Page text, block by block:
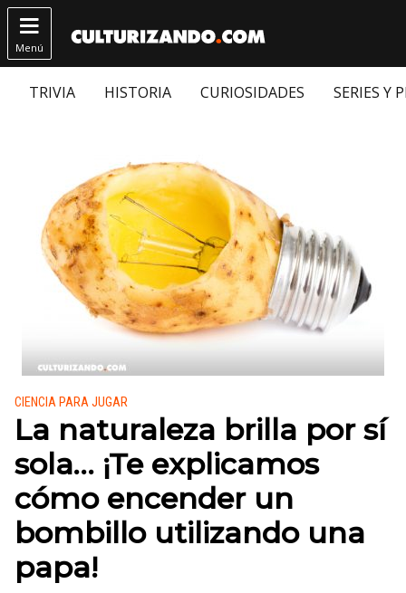

Menú
TRIVIA HISTORIA CURIOSIDADES SERIES Y
Publicado en:
CIENCIA PARA JUGAR
La naturaleza brilla por sí
sola… ¡Te explicamos
cómo encender un
bombillo utilizando una
papa!